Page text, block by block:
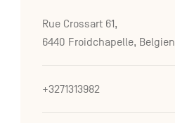
Rue Crossart 61,
6440 Froidchapelle, Belgien
+3271313982